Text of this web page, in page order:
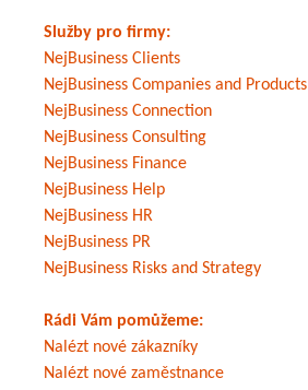
Služby pro firmy:
NejBusiness Clients
NejBusiness Companies and Products
NejBusiness Connection
NejBusiness Consulting
NejBusiness Finance
NejBusiness Help
NejBusiness HR
NejBusiness PR
NejBusiness Risks and Strategy
Rádi Vám pomůžeme:
Nalézt nové zákazníky
Nalézt nové zaměstnance